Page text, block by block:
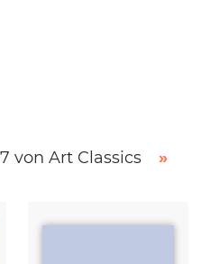
von Art Classics
»